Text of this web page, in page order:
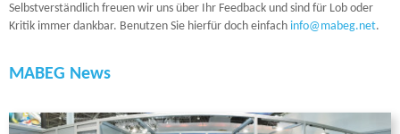
Selbstverständlich freuen wir uns über Ihr Feedback und sind für Lob oder
Kritik immer dankbar. Benutzen Sie hierfür doch einfach info@mabeg.net.
MABEG News